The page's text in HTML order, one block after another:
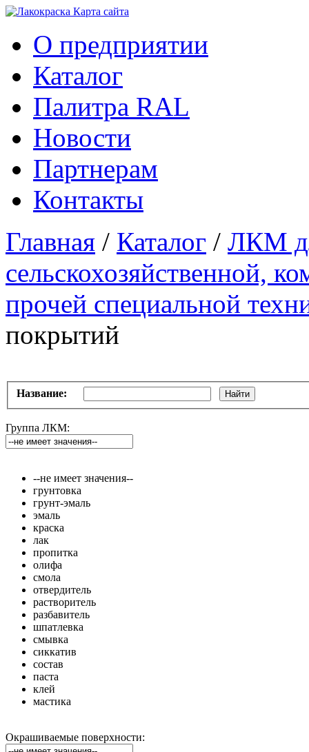
Карта сайтa
О предприятии
Каталог
Палитра RAL
Новости
Партнерам
Контакты
Главная / Каталог / ЛКМ
сельскохозяйственной,
прочей специальной
покрытий
Название: Найти
Группа ЛКМ:
--не имеет значения--
грунтовка
грунт-эмаль
эмаль
краска
лак
пропитка
олифа
смола
отвердитель
растворитель
разбавитель
шпатлевка
смывка
сиккатив
состав
паста
клей
мастика
Окрашиваемые поверхности: